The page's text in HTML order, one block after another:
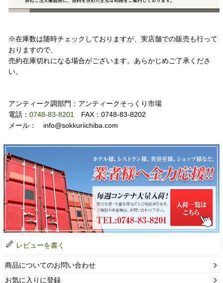
※在庫数は随時チェックしておりますが、実店舗での販売も行って
おりますので、
売約在庫切れになる場合がございます。あらかじめご了承くださ
い。
アンティーク調部門：アンティークそっくり市場
電話： 0748-83-8201
FAX：0748-83-8202
メール： info@sokkuriichiba.com
レビューを書く
商品についてのお問い合わせ
お気に入りに登録